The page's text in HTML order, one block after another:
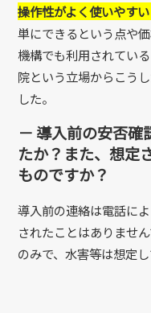
操作性がよく使いやす
単にできるという点や
機構でも利用されてい
院という立場からこう
した。
－ 導入前の安否
たか？また、想定
ものですか？
導入前の連絡は電話に
されたことはありませ
のみで、水害等は想定し